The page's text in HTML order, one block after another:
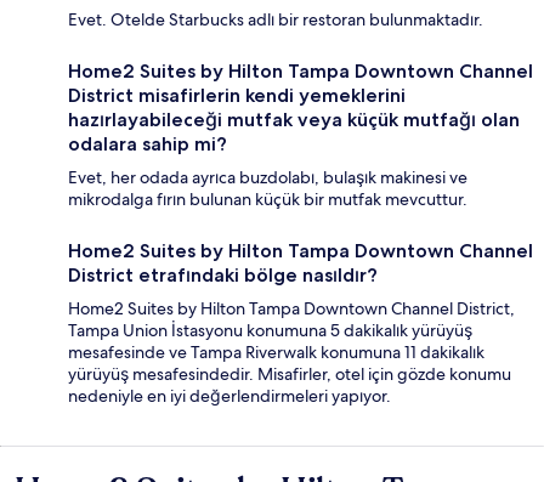
Evet. Otelde Starbucks adlı bir restoran bulunmaktadır.
Home2 Suites by Hilton Tampa Downtown Channel
District misafirlerin kendi yemeklerini
hazırlayabileceği mutfak veya küçük mutfağı olan
odalara sahip mi?
Evet, her odada ayrıca buzdolabı, bulaşık makinesi ve
mikrodalga fırın bulunan küçük bir mutfak mevcuttur.
Home2 Suites by Hilton Tampa Downtown Channel
District etrafındaki bölge nasıldır?
Home2 Suites by Hilton Tampa Downtown Channel District,
Tampa Union İstasyonu konumuna 5 dakikalık yürüyüş
mesafesinde ve Tampa Riverwalk konumuna 11 dakikalık
yürüyüş mesafesindedir. Misafirler, otel için gözde konumu
nedeniyle en iyi değerlendirmeleri yapıyor.